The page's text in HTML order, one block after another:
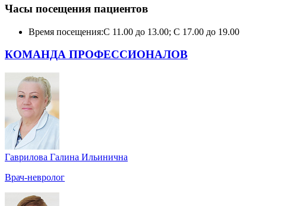
Часы посещения пациентов
Время посещения:С 11.00 до 13.00; С 17.00 до 19.00
КОМАНДА ПРОФЕССИОНАЛОВ
Гаврилова Галина Ильинична
Врач-невролог